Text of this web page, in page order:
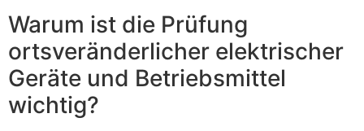
Warum ist die Prüfung
ortsveränderlicher elektrischer
Geräte und Betriebsmittel
wichtig?